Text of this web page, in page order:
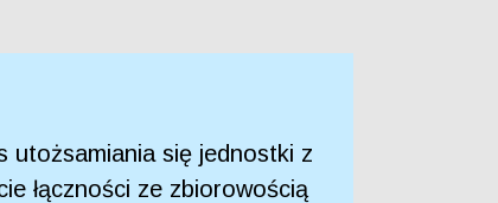
utożsamiania się jednostki z
łączności ze zbiorowością